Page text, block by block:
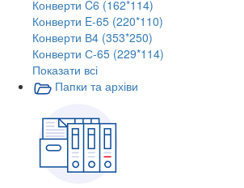
Конверти C6 (162*114)
Конверти E-65 (220*110)
Конверти В4 (353*250)
Конверти С-65 (229*114)
Показати всі
Папки та архіви